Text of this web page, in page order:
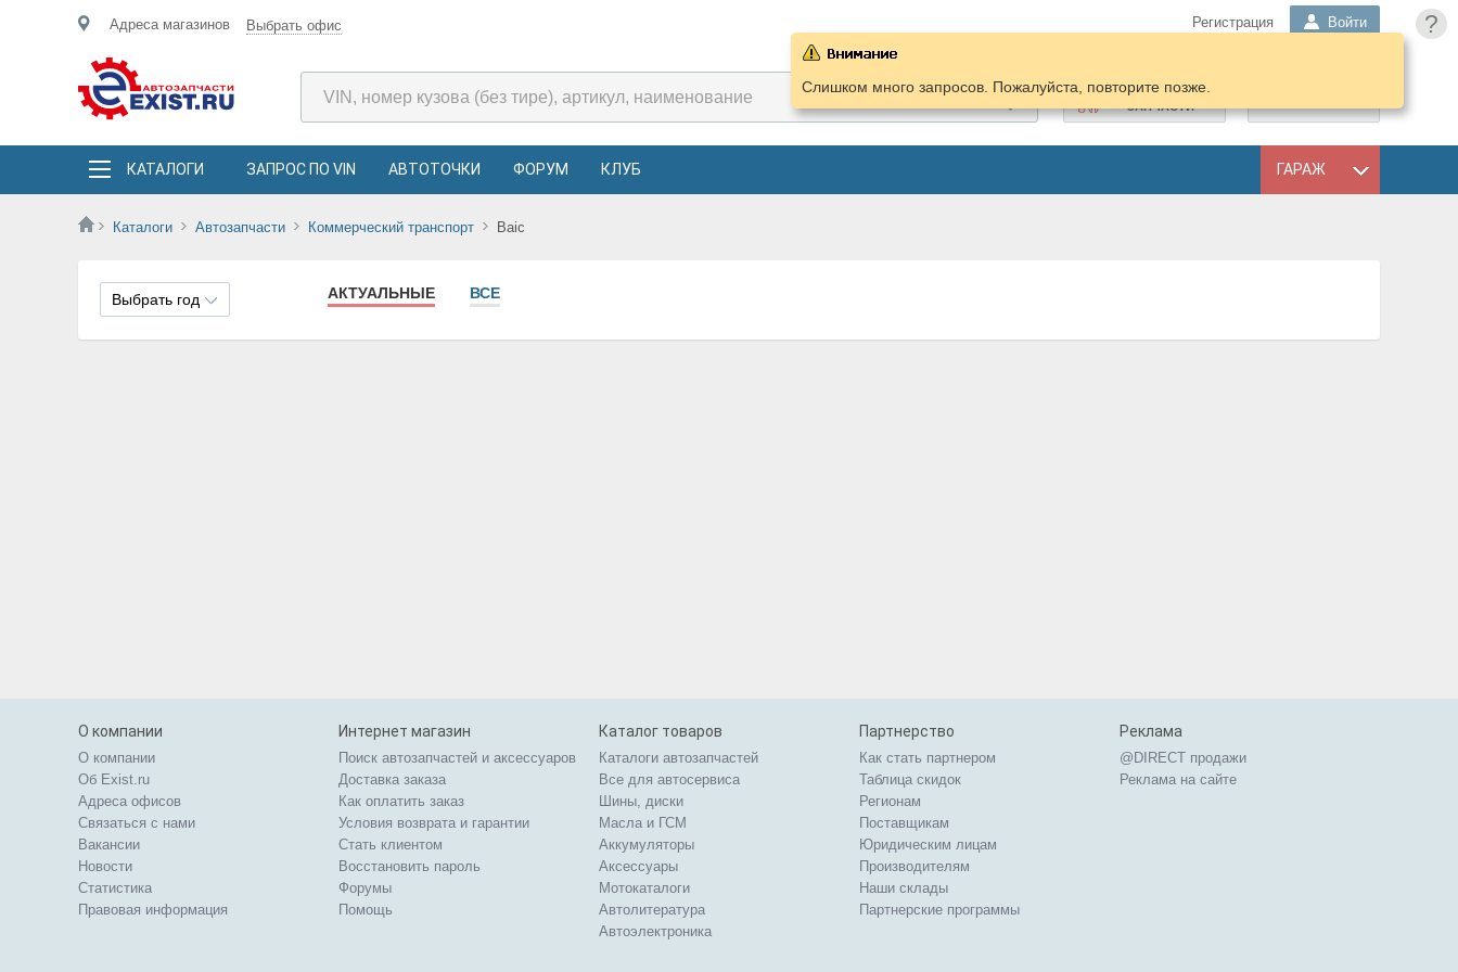
?
Адреса магазинов Выбрать офис Регистрация Войти
ПОДОБРАТЬ
ЗАПЧАСТИ
КАТАЛОГИ ЗАПРОС ПО VIN АВТОТОЧКИ ФОРУМ КЛУБ ГАРАЖ
Каталоги Автозапчасти Коммерческий транспорт Baic
Слишком много запросов. Пожалуйста, повторите позже.
Выбрать год АКТУАЛЬНЫЕ ВСЕ
О компании
О компании
Об Exist.ru
Адреса офисов
Связаться с нами
Вакансии
Новости
Статистика
Правовая информация
Интернет магазин
Поиск автозапчастей и аксессуаров
Доставка заказа
Как оплатить заказ
Условия возврата и гарантии
Стать клиентом
Восстановить пароль
Форумы
Помощь
Каталог товаров
Каталоги автозапчастей
Все для автосервиса
Шины, диски
Масла и ГСМ
Аккумуляторы
Аксессуары
Мотокаталоги
Автолитература
Автоэлектроника
Партнерство
Как стать партнером
Таблица скидок
Регионам
Поставщикам
Юридическим лицам
Производителям
Наши склады
Партнерские программы
Реклама
@DIRECT продажи
Реклама на сайте